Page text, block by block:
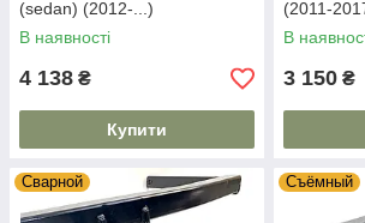
(sedan) (2012-...)
В наявності
4 138 ₴
Купити
(2011-
В
3 150 ₴
Сварной Съёмный